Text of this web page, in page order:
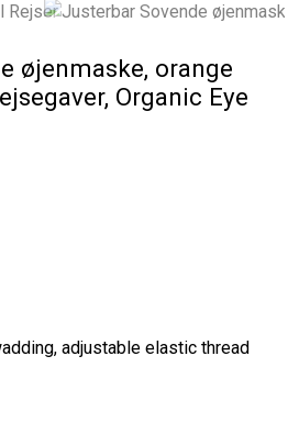
øjenmaske, orange
Organic Eye
adjustable elastic thread